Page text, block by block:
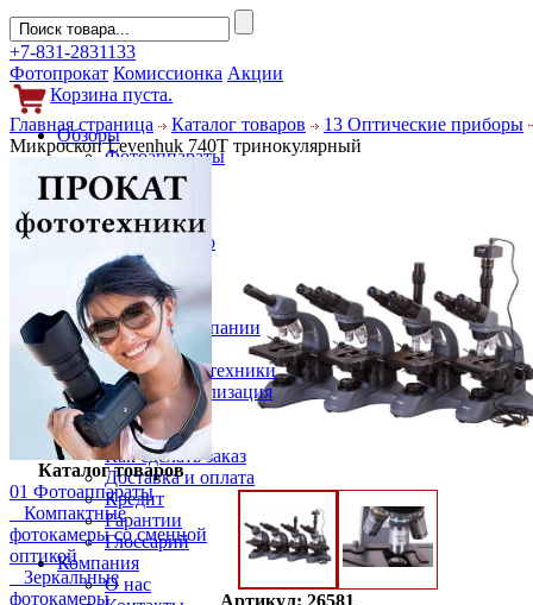
+7-831-2831133
Фотопрокат Комиссионка Акции
Корзина пуста.
Обзоры
Фотоаппараты
Объективы
Фильтры
Новости
Фото и видео
Гаджеты
Аксессуары
Слухи
Новости компании
Услуги
Прокат фототехники
Выкуп и реализация
Покупателям
Акции
Как сделать заказ
Доставка и оплата
Кредит
Гарантии
Глоссарий
Компания
О нас
Главная страница Каталог товаров
13 Оптические приборы
Микроскоп Levenhuk 740T тринокулярный
Каталог товаров
01 Фотоаппараты
Компактные
фотокамеры со сменной
оптикой
Зеркальные
фотокамеры
Артикул: 26581